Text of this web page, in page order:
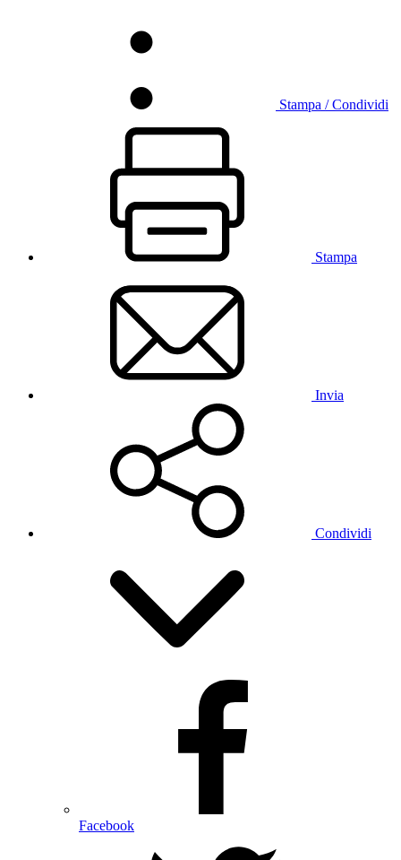
Stampa / Condividi
Stampa
Invia
Condividi
Facebook